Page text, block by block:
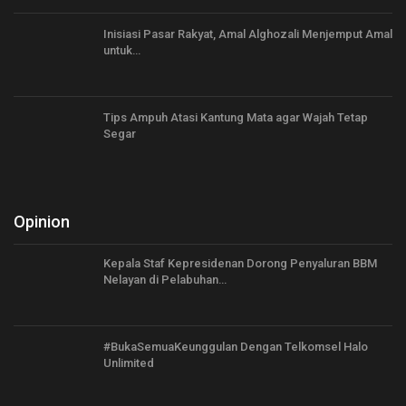
Inisiasi Pasar Rakyat, Amal Alghozali Menjemput Amal
untuk…
Tips Ampuh Atasi Kantung Mata agar Wajah Tetap
Segar
Opinion
Kepala Staf Kepresidenan Dorong Penyaluran BBM
Nelayan di Pelabuhan…
#BukaSemuaKeunggulan Dengan Telkomsel Halo
Unlimited